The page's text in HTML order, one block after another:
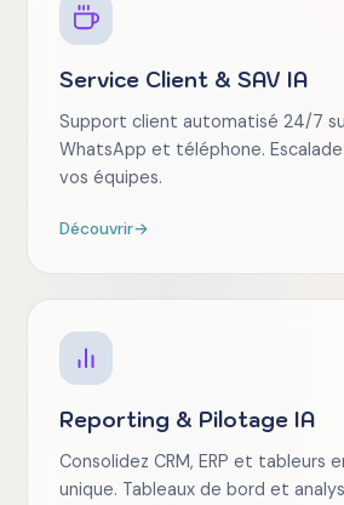
Service Client & SAV IA
Support client automatisé 24/7
WhatsApp et téléphone.
vos équipes.
Découvrir→
Reporting & Pilotage IA
Consolidez CRM, ERP et tableurs
unique. Tableaux de bord et